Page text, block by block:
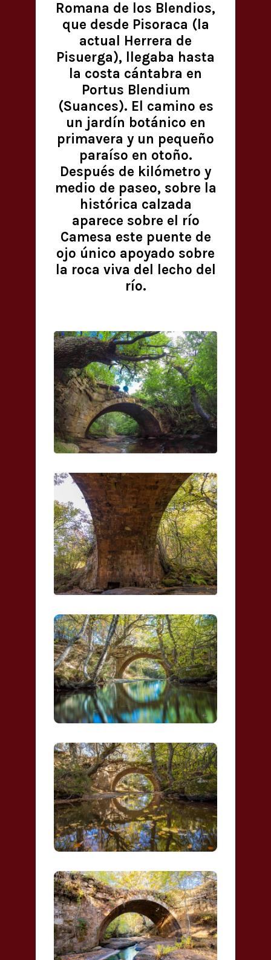
Romana de los Blendios,
que desde Pisoraca (la
actual Herrera de
Pisuerga), llegaba hasta
la costa cántabra en
Portus Blendium
(Suances). El camino es
un jardín botánico en
primavera y un pequeño
paraíso en otoño.
Después de kilómetro y
medio de paseo, sobre la
histórica calzada
aparece sobre el río
Camesa este puente de
ojo único apoyado sobre
la roca viva del lecho del
río.